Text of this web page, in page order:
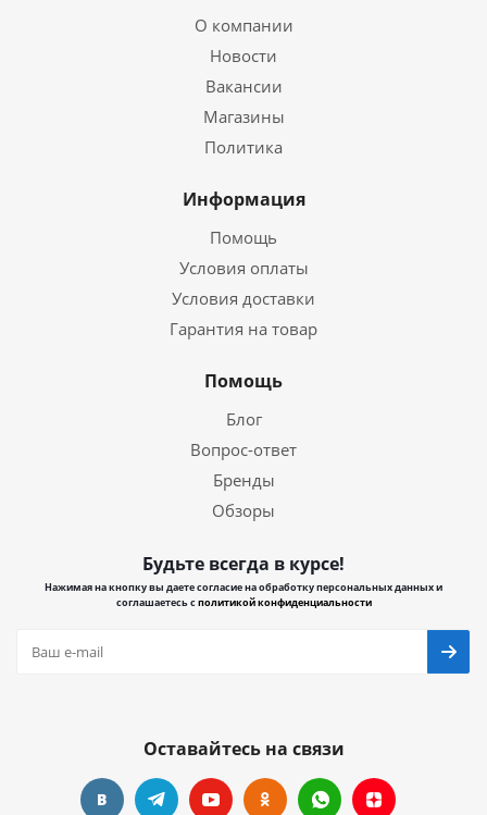
О компании
Новости
Вакансии
Магазины
Политика
Информация
Помощь
Условия оплаты
Условия доставки
Гарантия на товар
Помощь
Блог
Вопрос-ответ
Бренды
Обзоры
Будьте всегда в курсе!
Нажимая на кнопку вы даете согласие на обработку персональных данных и
соглашаетесь сполитикой конфиденциальности
Оставайтесь на связи